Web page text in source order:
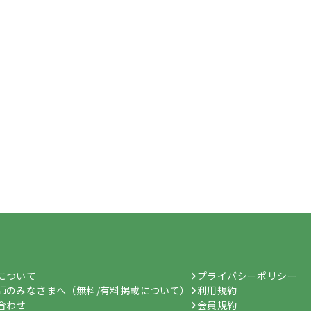
ついて
のみなさまへ（無料/有料掲載について）
わせ
プライバシーポリシー
利用規約
会員規約